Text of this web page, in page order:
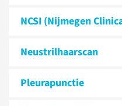
NCSI (Nijmegen
Neustrilhaarscan
Pleurapunctie